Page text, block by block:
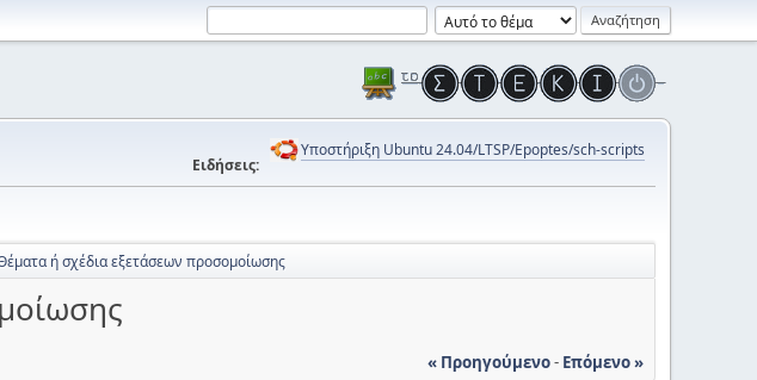
Ειδήσεις:
Υποστήριξη Ubuntu 24.04/LTSP/Epoptes/sch-scripts
ή σχέδια εξετάσεων προσομοίωσης
« Προηγούμενο- Επόμενο »